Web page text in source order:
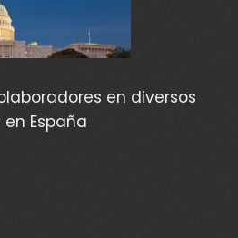
en diversos
en España